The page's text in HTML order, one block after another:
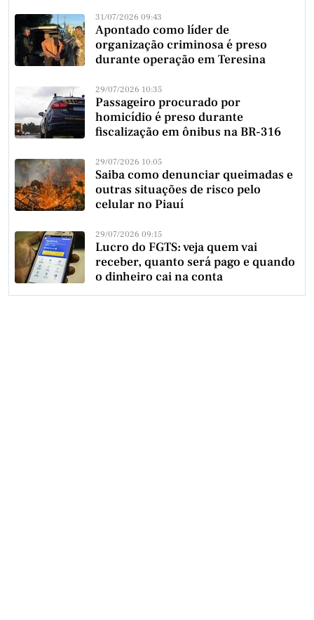
31/07/2026 09:43
Apontado como líder de
organização criminosa é preso
durante operação em Teresina
29/07/2026 10:35
Passageiro procurado por
homicídio é preso durante
fiscalização em ônibus na BR-316
29/07/2026 10:05
Saiba como denunciar queimadas e
outras situações de risco pelo
celular no Piauí
29/07/2026 09:15
Lucro do FGTS: veja quem vai
receber, quanto será pago e quando
o dinheiro cai na conta